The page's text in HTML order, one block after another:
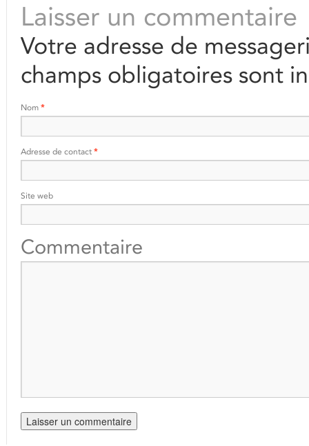
Laisser un commentaire
Votre adresse de
champs obligatoires sont
Nom *
Adresse de contact *
Site web
Commentaire